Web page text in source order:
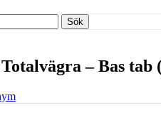
Sök
– Bas tab